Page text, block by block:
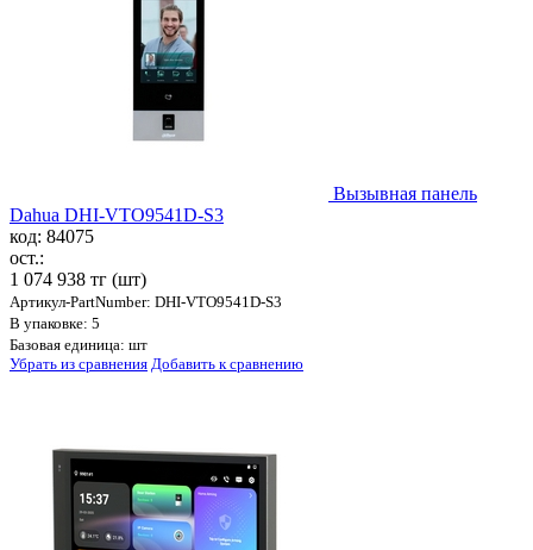
Вызывная панель
Dahua DHI-VTO9541D-S3
код: 84075
ост.:
1 074 938 тг (шт)
Артикул-PartNumber: DHI-VTO9541D-S3
В упаковке: 5
Базовая единица: шт
Убрать из сравнения Добавить к сравнению